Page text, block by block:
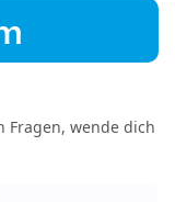
Fragen, wende dich